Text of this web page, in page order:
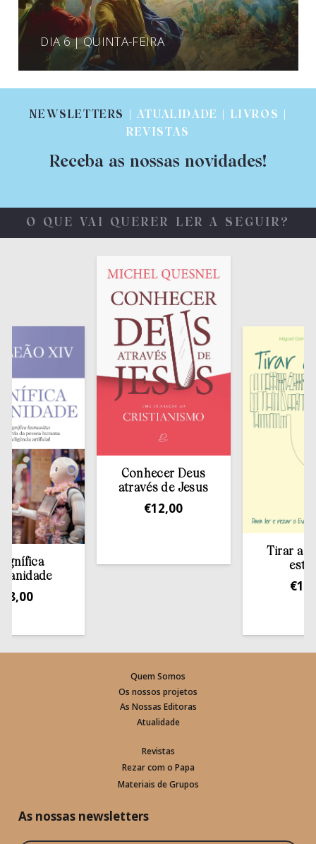
DIA 6 | QUINTA-FEIRA
NEWSLETTERS
| ATUALIDADE | LIVROS |
REVISTAS
Receba as nossas novidades!
O QUE VAI QUERER LER A SEGUIR?
Conhecer Deus
através de Jesus
12,00
Tirar a Bíblia
estante
13,50
Quem Somos
Os nossos projetos
As Nossas Editoras
Atualidade
Revistas
Rezar com o Papa
Materiais de Grupos
As nossas newsletters